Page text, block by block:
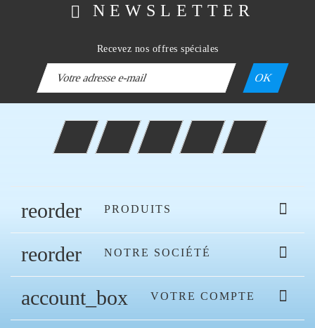
NEWSLETTER
Recevez nos offres spéciales
FacebookTwitter Rss YouTubeInstagram
reorder PRODUITS 
reorder NOTRE SOCIÉTÉ 
account_box VOTRE COMPTE 